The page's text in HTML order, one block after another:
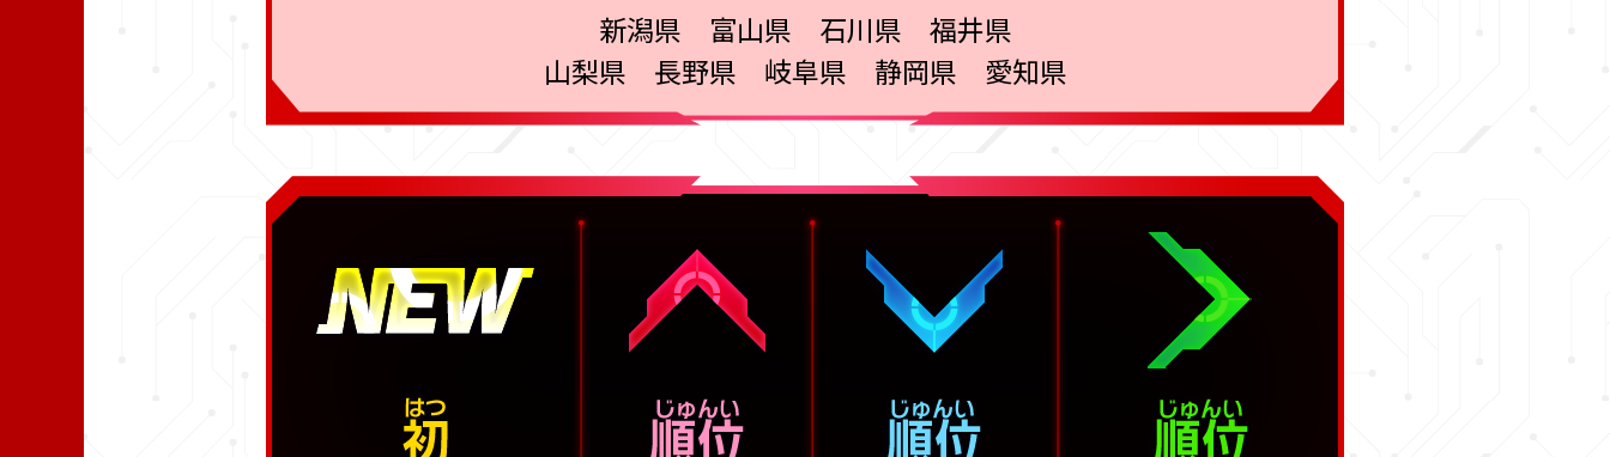
新潟県 富山県 石川県 福井県
山梨県 長野県 岐阜県 静岡県 愛知県